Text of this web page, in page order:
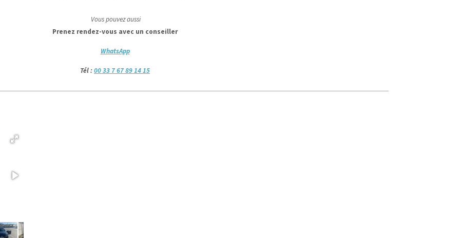
Vous pouvez aussi
Prenez rendez-vous avec un conseiller
WhatsApp
Tél :00 33 7 67 89 14 15